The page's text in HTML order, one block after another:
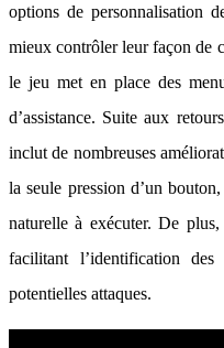
options de personnalisation
mieux contrôler leur façon de
le jeu met en place des
d’assistance. Suite aux
inclut de nombreuses
la seule pression d’un
naturelle à exécuter. De
facilitant l’identification
potentielles attaques.